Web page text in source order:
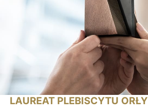
LAUREAT PLEBISCYTU ORŁY